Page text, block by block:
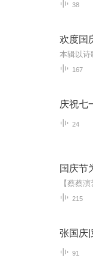
38
欢度国
167
庆祝七
24
国庆节
215
张国庆|
91